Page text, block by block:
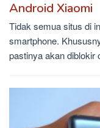
Android Xiaomi
Tidak semua situs di
smartphone.
pastinya akan diblokir